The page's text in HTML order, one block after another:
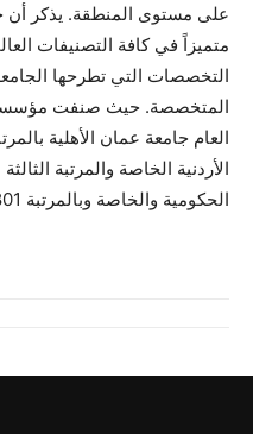
على مستوى المنطقة. يذكر أن
متميزاً في كافة التصنيفات
التخصصات التي تطرحها
المتخصصة. حيث صنفت مؤسسة
العام جامعة عمان الأهلية
الأردنية الخاصة والمرتبة
الحكومية والخاصة وبالمرتبة 801-850 على مستوى العالم.